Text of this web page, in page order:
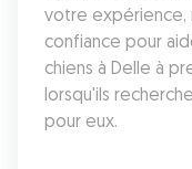
votre expérience,
confiance pour
chiens à Delle à
lorsqu'ils
pour eux.